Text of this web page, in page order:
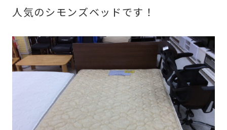
人気のシモンズベッドです！